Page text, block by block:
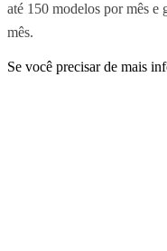
até 150 modelos por mês e
mês.
Se você precisar de mais